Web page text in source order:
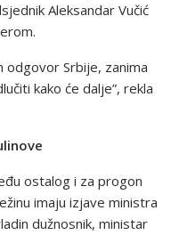
Aleksandar Vučić
odgovor Srbije, zanima
kako će dalje”, rekla
ostalog i za progon
imaju izjave ministra
dužnosnik, ministar